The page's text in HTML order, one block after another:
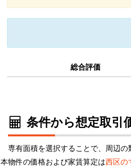
総合評価
条件から想定取引
専有面積を選択することで、周辺
本物件の価格および家賃算定は西区の